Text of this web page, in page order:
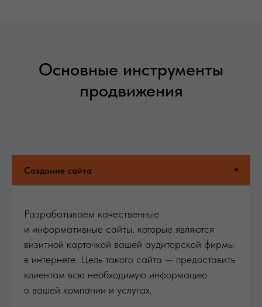
Основные инструменты
продвижения
Разрабатываем качественные
и информативные сайты, которые являются
визитной карточкой вашей аудиторской фирмы
в интернете. Цель такого сайта — предоставить
клиентам всю необходимую информацию
о вашей компании и услугах.